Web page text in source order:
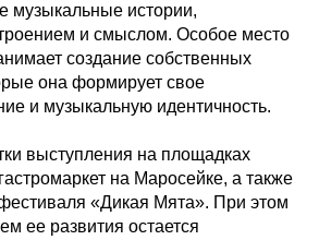
музыкальные истории,
и смыслом. Особое место
создание собственных
она формирует свое
и музыкальную идентичность.
выступления на площадках
на Маросейке, а также
«Дикая Мята». При этом
ее развития остается